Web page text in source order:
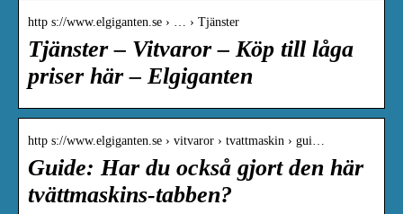
http s://www.elgiganten.se › … › Tjänster
Tjänster – Vitvaror – Köp till låga
priser här – Elgiganten
http s://www.elgiganten.se › vitvaror › tvattmaskin › gui…
Guide: Har du också gjort den här
tvättmaskins-tabben?